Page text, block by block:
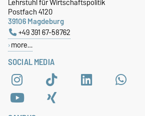
SOCIAL MEDIA
Postfach 4120
39106 Magdeburg
+49 391 67-58762
more…